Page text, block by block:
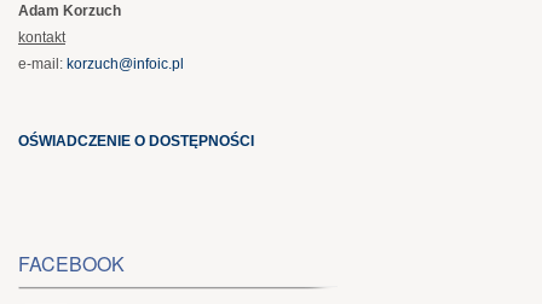
Adam Korzuch
kontakt
e-mail: korzuch@infoic.pl
OŚWIADCZENIE O DOSTĘPNOŚCI
FACEBOOK